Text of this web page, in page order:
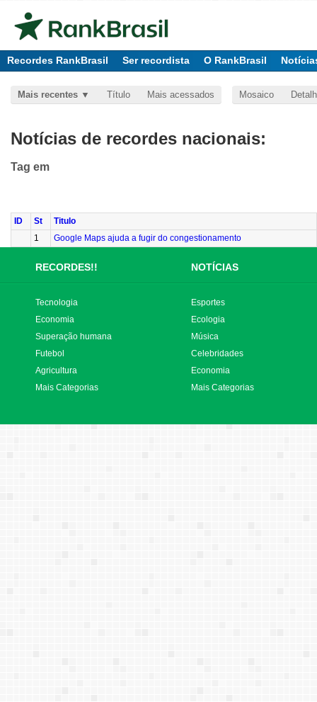
Recordes RankBrasil Ser recordista O RankBrasil
Mais recentes Título Mais acessados Mosaico
Notícias de recordes nacionais:
Tag em
ID St
Titulo
1
Google Maps ajuda a fugir do congestionamento
RECORDES!! NOTÍCIAS
Tecnologia
Economia
Superação humana
Futebol
Agricultura
Mais Categorias
Esportes
Ecologia
Música
Celebridades
Economia
Mais Categorias